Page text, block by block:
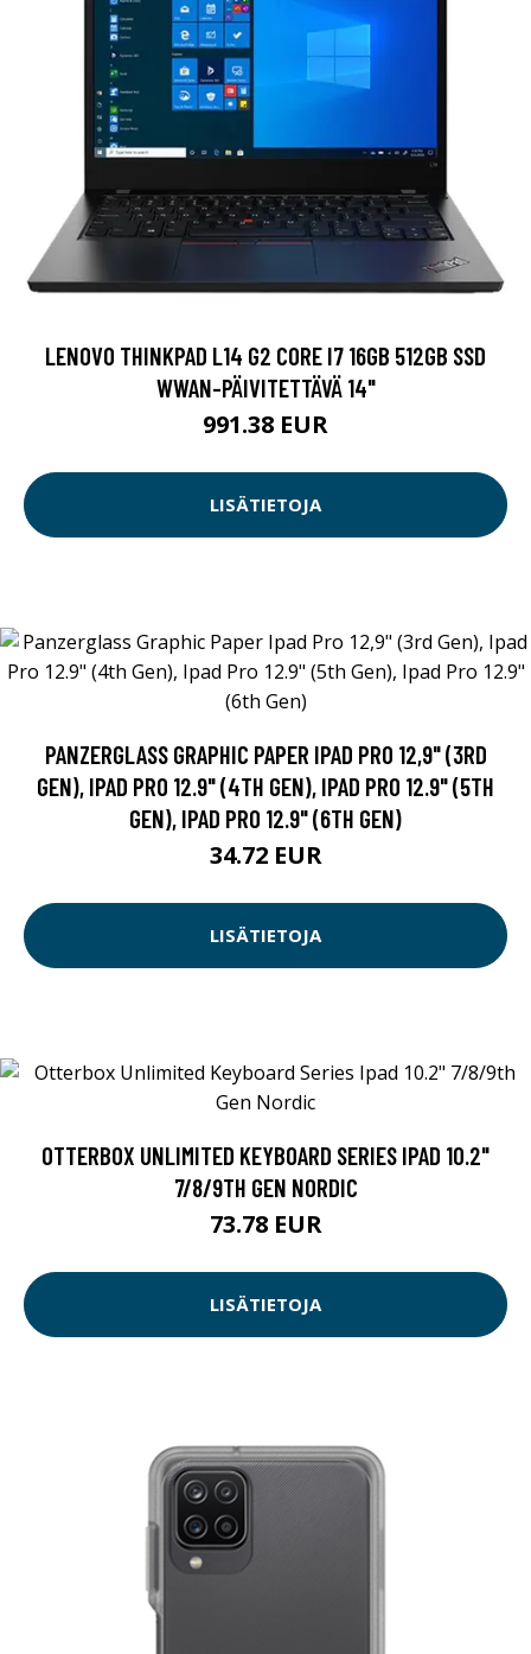
LENOVO THINKPAD L14 G2 CORE I7 16GB 512GB SSD
WWAN-PÄIVITETTÄVÄ 14"
991.38 EUR
LISÄTIETOJA
PANZERGLASS GRAPHIC PAPER IPAD PRO 12,9" (3RD
GEN), IPAD PRO 12.9" (4TH GEN), IPAD PRO 12.9" (5TH
GEN), IPAD PRO 12.9" (6TH GEN)
34.72 EUR
LISÄTIETOJA
OTTERBOX UNLIMITED KEYBOARD SERIES IPAD 10.2"
7/8/9TH GEN NORDIC
73.78 EUR
LISÄTIETOJA